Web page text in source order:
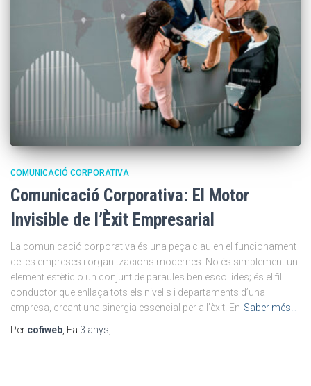
COMUNICACIÓ CORPORATIVA
Comunicació Corporativa: El Motor
Invisible de l’Èxit Empresarial
La comunicació corporativa és una peça clau en el funcionament
de les empreses i organitzacions modernes. No és simplement un
element estètic o un conjunt de paraules ben escollides; és el fil
conductor que enllaça tots els nivells i departaments d’una
empresa, creant una sinergia essencial per a l’èxit. En Saber més…
Per cofiweb , Fa 3 anys